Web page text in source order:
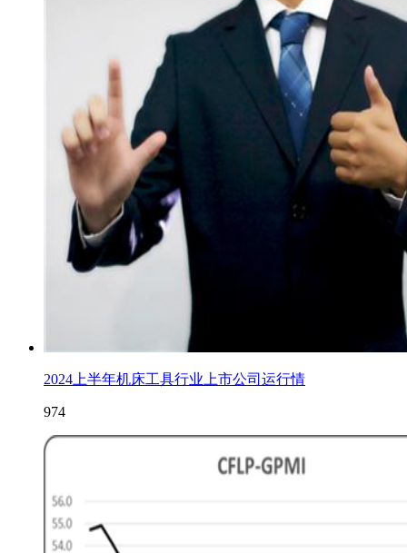
2024上半年机床工具行业上市公司运行情
974